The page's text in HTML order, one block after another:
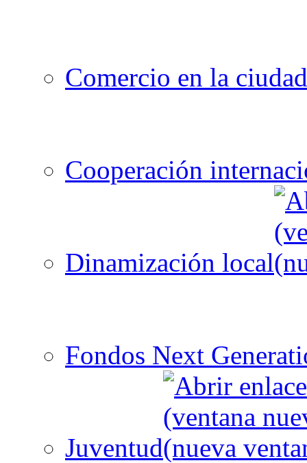
Comercio en la ciudad
Cooperación
Dinamización local
Fondos Next
Juventud